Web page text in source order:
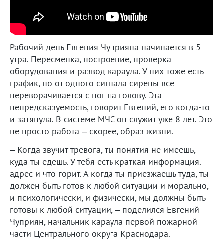
Рабочий день Евгения Чуприяна начинается в 5
утра. Пересменка, построение, проверка
оборудования и развод караула. У них тоже есть
график, но от одного сигнала сирены все
переворачивается с ног на голову. Эта
непредсказуемость, говорит Евгений, его когда-то
и затянула. В системе МЧС он служит уже 8 лет. Это
не просто работа – скорее, образ жизни.
– Когда звучит тревога, ты понятия не имеешь,
куда ты едешь. У тебя есть краткая информация.
адрес и что горит. А когда ты приезжаешь туда, ты
должен быть готов к любой ситуации и морально,
и психологически, и физически, мы должны быть
готовы к любой ситуации, – поделился Евгений
Чуприян, начальник караула первой пожарной
части Центрального округа Краснодара.